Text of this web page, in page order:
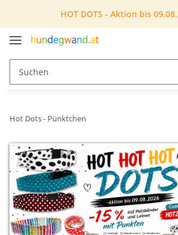
HOT DOTS - Aktion bis
Hot Dots - Pünktchen